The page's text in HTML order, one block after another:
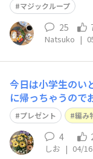
マジックループ
25
Natsuko |
今日は小学生の
に帰っちゃうので
ができて良かった
ネモフィラブラン
す！
プレゼント 編み
4
しお | 04/16